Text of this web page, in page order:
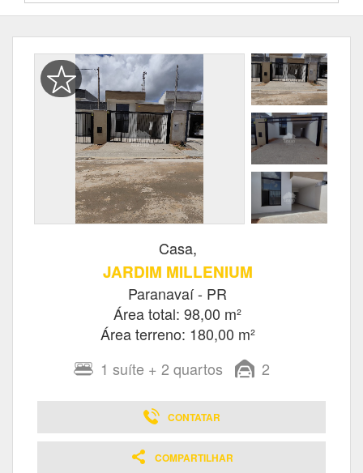
Casa,
JARDIM MILLENIUM
Paranavaí - PR
Área total: 98,00 m²
Área terreno: 180,00 m²
1 suíte + 2 quartos 2
CONTATAR
COMPARTILHAR